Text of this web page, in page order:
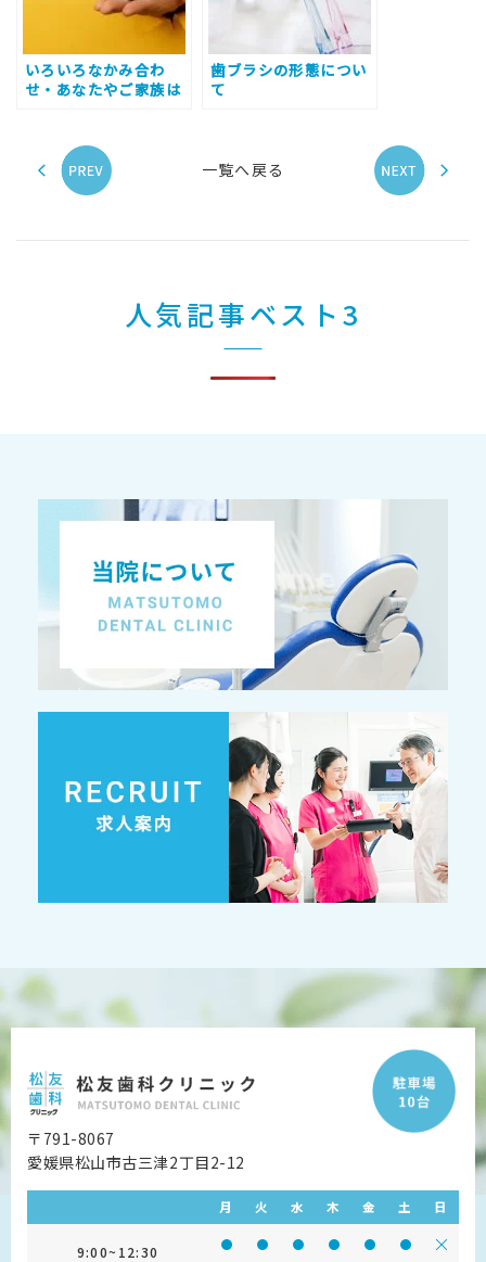
いろいろなかみ合わ
せ・あなたやご家族は
歯ブラシの形態につい
て
一覧へ戻る
人気記事ベスト3
〒791-8067
愛媛県松山市古三津2丁目2-12
月 火 水 木 金 土 日
9:00~12:30 診療時間 9:00~12:30
診療時間 9:00~12:30
診療時間 9:00~12:30
診療時間 9:00~12:30
診療時間診療時